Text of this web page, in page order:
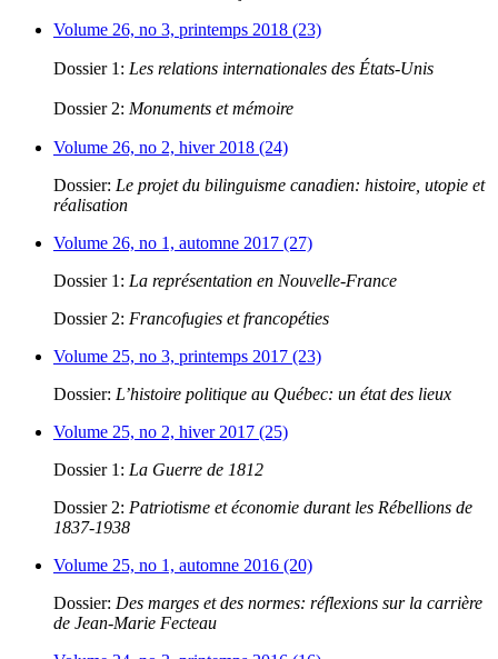
Volume 26, no 3, printemps 2018 (23)
Dossier 1: Les relations internationales des États-Unis
Dossier 2: Monuments et mémoire
Volume 26, no 2, hiver 2018 (24)
Dossier: Le projet du bilinguisme canadien: histoire, utopie et
réalisation
Volume 26, no 1, automne 2017 (27)
Dossier 1: La représentation en Nouvelle-France
Dossier 2: Francofugies et francopéties
Volume 25, no 3, printemps 2017 (23)
Dossier: L’histoire politique au Québec: un état des lieux
Volume 25, no 2, hiver 2017 (25)
Dossier 1: La Guerre de 1812
Dossier 2: Patriotisme et économie durant les Rébellions de
1837-1938
Volume 25, no 1, automne 2016 (20)
Dossier: Des marges et des normes: réflexions sur la carrière
de Jean-Marie Fecteau